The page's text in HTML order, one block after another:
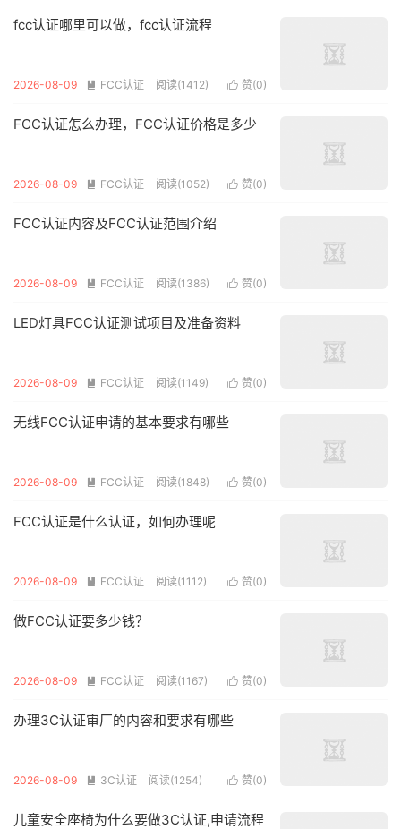
fcc认证哪里可以做，fcc认证流程
 赞(0)
2026-08-09  FCC认证 阅读(1412)
FCC认证怎么办理，FCC认证价格是多少
 赞(0)
2026-08-09  FCC认证 阅读(1052)
FCC认证内容及FCC认证范围介绍
 赞(0)
2026-08-09  FCC认证 阅读(1386)
LED灯具FCC认证测试项目及准备资料
 赞(0)
2026-08-09  FCC认证 阅读(1149)
无线FCC认证申请的基本要求有哪些
 赞(0)
2026-08-09  FCC认证 阅读(1848)
FCC认证是什么认证，如何办理呢
 赞(0)
2026-08-09  FCC认证 阅读(1112)
做FCC认证要多少钱？
 赞(0)
2026-08-09  FCC认证 阅读(1167)
办理3C认证审厂的内容和要求有哪些
 赞(0)
2026-08-09  3C认证 阅读(1254)
儿童安全座椅为什么要做3C认证,申请流程